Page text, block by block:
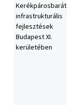
Kerékpárosbarát
infrastrukturális
fejlesztések
Budapest XI.
kerületében